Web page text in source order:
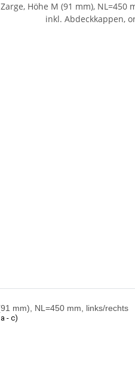
mm), NL=450 mm, links/rechts
- c)